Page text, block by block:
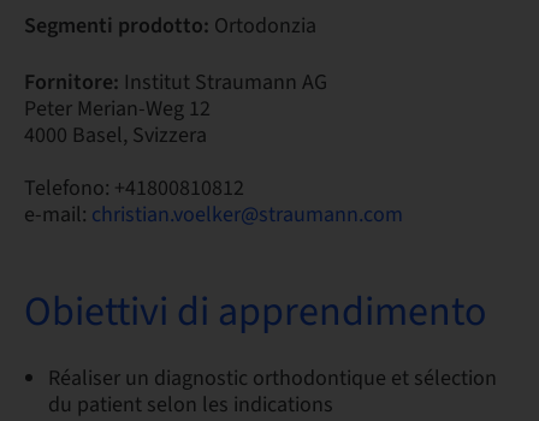
Segmenti prodotto: Ortodonzia
Fornitore: Institut Straumann AG
Peter Merian-Weg 12
4000 Basel, Svizzera
Telefono: +41800810812
e-mail: christian.voelker@straumann.com
Obiettivi di apprendimento
Réaliser un diagnostic orthodontique et sélection
du patient selon les indications